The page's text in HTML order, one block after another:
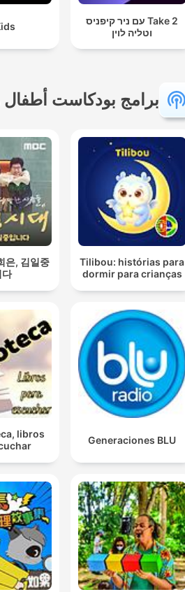
Take 2 עם ניר קיפניס
וטליה לוין
برامج بودكاست أطفال
Tilibou: histórias para
dormir para crianças
은, 김일중
다
Generaciones BLU
libros